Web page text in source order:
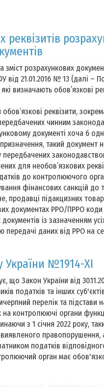
реквізитів
розрахункових
21.01.2016 № 13 (далі –
визначають обов’язкові
реквізити,
передбачених чинним
документі хоча б
такий документ
для необов’язкових
до контролюючого
фінансових санкцій до
продавці підакцизних
документах РРО/ПРРО
із зазначенням
передачі даних від РРО на
України №1914-XI
що Закон України від
податків та інших
перелік та підстави
контролюючі органи
з 1 січня 2022 року,
правопорушення,
податків
орган має